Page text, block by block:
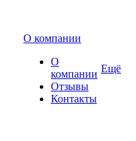
О компании
О
компании
Отзывы
Контакты
Ещё